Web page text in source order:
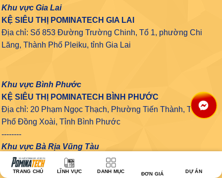
Khu vực Gia Lai
KỆ SIÊU THỊ POMINATECH GIA LAI
Địa chỉ: Số 853 Đường Trường Chinh, Tổ 1, phường Chi
Lăng, Thành Phố Pleiku, tỉnh Gia Lai
Khu vực Bình Phước
KỆ SIÊU THỊ POMINATECH BÌNH PHƯỚC
Địa chỉ: 20 Phạm Ngọc Thạch, Phường Tiến Thành, Thành
Phố Đồng Xoài, Tỉnh Bình Phước
--------
Khu vực Bà Rịa Vũng Tàu
KỆ SIÊU THỊ POMINATECH BÀ RỊA VŨNG TÀU
Địa chỉ: 350 Nguyễn An Ninh, Phường 3, Thành phố Vũng
TRANG CHỦ LĨNH VỰC DANH MỤC ĐƠN GIÁ DỰ ÁN